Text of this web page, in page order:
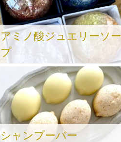
アミノ酸ジュエリーソー
プ
シャンプーバー